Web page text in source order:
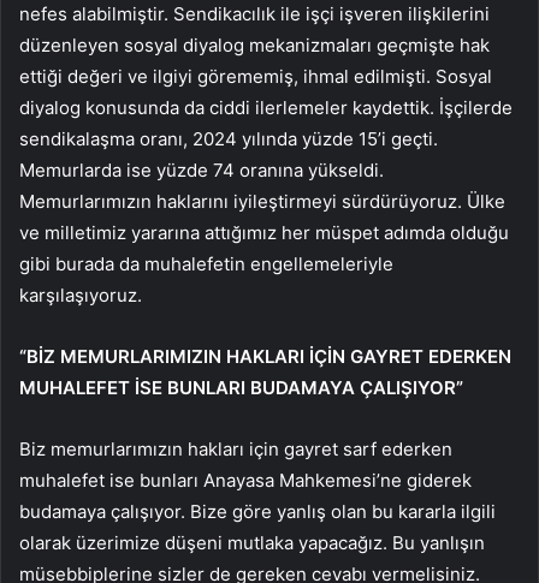
nefes alabilmiştir. Sendikacılık ile işçi işveren ilişkilerini
düzenleyen sosyal diyalog mekanizmaları geçmişte hak
ettiği değeri ve ilgiyi görememiş, ihmal edilmişti. Sosyal
diyalog konusunda da ciddi ilerlemeler kaydettik. İşçilerde
sendikalaşma oranı, 2024 yılında yüzde 15’i geçti.
Memurlarda ise yüzde 74 oranına yükseldi.
Memurlarımızın haklarını iyileştirmeyi sürdürüyoruz. Ülke
ve milletimiz yararına attığımız her müspet adımda olduğu
gibi burada da muhalefetin engellemeleriyle
karşılaşıyoruz.
“BİZ MEMURLARIMIZIN HAKLARI İÇİN GAYRET EDERKEN
MUHALEFET İSE BUNLARI BUDAMAYA ÇALIŞIYOR”
Biz memurlarımızın hakları için gayret sarf ederken
muhalefet ise bunları Anayasa Mahkemesi’ne giderek
budamaya çalışıyor. Bize göre yanlış olan bu kararla ilgili
olarak üzerimize düşeni mutlaka yapacağız. Bu yanlışın
müsebbiplerine sizler de gereken cevabı vermelisiniz.